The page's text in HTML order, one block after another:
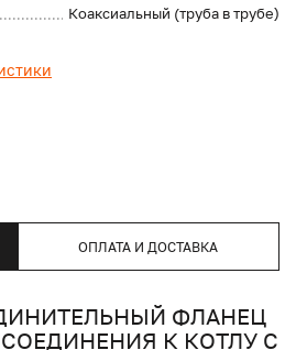
Коаксиальный (труба в трубе)
ОПЛАТА И ДОСТАВКА
ФЛАНЕЦ
К КОТЛУ С